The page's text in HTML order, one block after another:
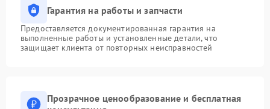
Гарантия на работы и запчасти
Предоставляется документированная гарантия на
выполненные работы и установленные детали, что
защищает клиента от повторных неисправностей
Прозрачное ценообразование и бесплатная